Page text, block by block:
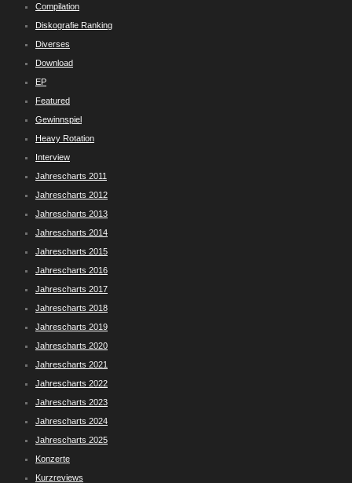
Compilation
Diskografie Ranking
Diverses
Download
EP
Featured
Gewinnspiel
Heavy Rotation
Interview
Jahrescharts 2011
Jahrescharts 2012
Jahrescharts 2013
Jahrescharts 2014
Jahrescharts 2015
Jahrescharts 2016
Jahrescharts 2017
Jahrescharts 2018
Jahrescharts 2019
Jahrescharts 2020
Jahrescharts 2021
Jahrescharts 2022
Jahrescharts 2023
Jahrescharts 2024
Jahrescharts 2025
Konzerte
Kurzreviews